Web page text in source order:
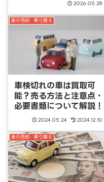
2026.05.28
車の売却・乗り換え
車検切れの車は買取可
能？売る方法と注意点・
必要書類について解説！
2024.05.24 2024.12.10
車の売却・乗り換え